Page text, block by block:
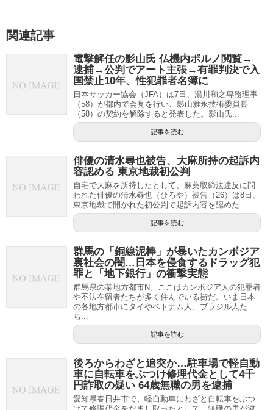
関連記事
電撃解任の影山氏 仏機内ポルノ閲覧→
逮捕→公判でアート主張→有罪判決で入
国禁止10年、性犯罪者名簿に
日本サッカー協会（JFA）は7日、湯川和之専務理事
（58）が都内で会見を行い、影山雅永技術委員長
（58）の契約を解除すると発表した。影山氏...
記事を読む
俳優の清水尋也被告、大麻所持の起訴内
容認める 東京地裁初公判
自宅で大麻を所持したとして、麻薬取締法違反に問
われた俳優の清水尋也（ひろや）被告（26）は8日、
東京地裁で開かれた初公判で起訴内容を認めた...
記事を読む
群馬の「銅線泥棒」が暴いたカンボジア
裏社会の闇…日本を侵食するドラッグ犯
罪と「地下銀行」の衝撃実態
群馬県の某地方都市N。ここはカンボジア人の犯罪者
や不法在留者たちが多く住んでいる街だ。いま日本
の各地方都市にタイやベトナム人、ブラジル人た
ち...
記事を読む
後ろからわざと追突か…駐車場で軽自動
車に自転車をぶつけ修理代金として4千
円詐取の疑い 64歳無職の男を逮捕
愛知県春日井市で、軽自動車にわざと自転車をぶつ